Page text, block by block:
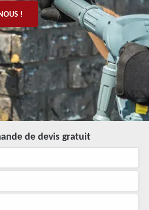
!
de devis gratuit